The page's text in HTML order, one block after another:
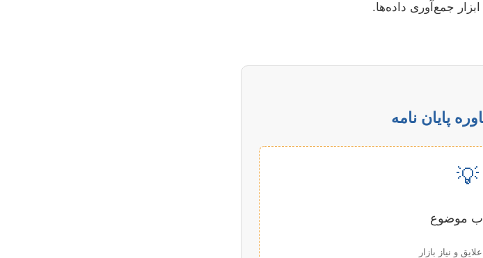
جمع‌آوری داده‌ها.
پایان نامه
💡
موضوع
و نیاز بازار